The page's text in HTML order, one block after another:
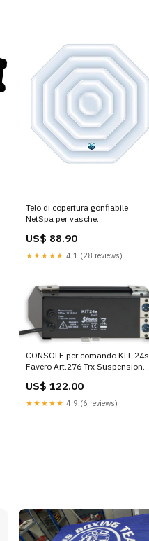
Telo di copertura gonfiabile
NetSpa per vasche
155x155cm cod SP-N1407528
DOCCIA SOLARE HAPPY 4X4 44L
US$ 88.90
★★★★★ 4.1 (28 reviews)
CONSOLE per comando KIT-24s
Favero Art.276 Trx Suspension
US$ 122.00
★★★★★ 4.9 (6 reviews)